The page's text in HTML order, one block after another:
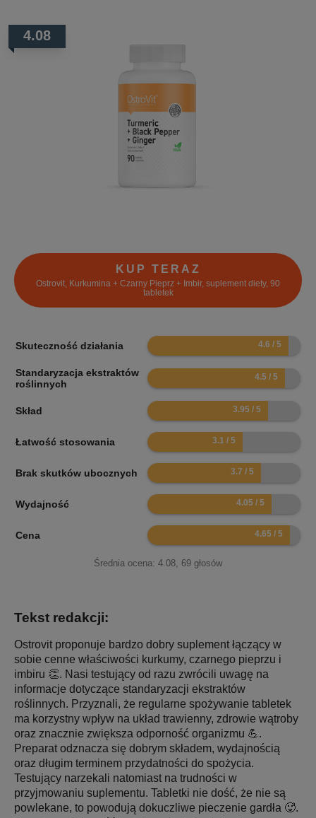
4.08
KUP TERAZ
Ostrovit, Kurkumina + Czarny Pieprz + Imbir, suplement diety, 90
tabletek
Skuteczność działania 9.2
Standaryzacja ekstraktów
roślinnych
9
Skład 7.9
Łatwość stosowania 6.2
Brak skutków ubocznych 7.4
Wydajność 8.1
Cena 9.3
Średnia ocena: 4.08 69 głosów
Tekst redakcji:
Ostrovit proponuje bardzo dobry suplement łączący w
sobie cenne właściwości kurkumy, czarnego pieprzu i
imbiru 👏. Nasi testujący od razu zwrócili uwagę na
informacje dotyczące standaryzacji ekstraktów
roślinnych. Przyznali, że regularne spożywanie tabletek
ma korzystny wpływ na układ trawienny, zdrowie wątroby
oraz znacznie zwiększa odporność organizmu 💪.
Preparat odznacza się dobrym składem, wydajnością
oraz długim terminem przydatności do spożycia.
Testujący narzekali natomiast na trudności w
przyjmowaniu suplementu. Tabletki nie dość, że nie są
powlekane, to powodują dokuczliwe pieczenie gardła 🥵.